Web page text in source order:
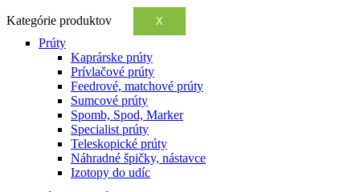
Kategórie produktov X
Prúty
Kaprárske prúty
Prívlačové prúty
Feedrové, matchové prúty
Sumcové prúty
Spomb, Spod, Marker
Specialist prúty
Teleskopické prúty
Náhradné špičky, nástavce
Izotopy do udíc